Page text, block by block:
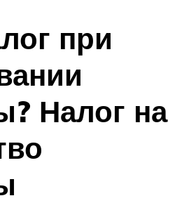
при
Налог на